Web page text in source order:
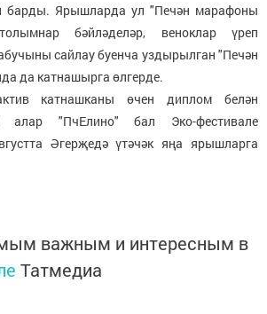
барды. Ярышларда ул "Печән марафоны
бәйләделәр, веноклар үреп
сайлау буенча уздырылган "Печән
да катнашырга өлгерде.
катнашканы өчен диплом белән
алар "ПчЕлино" бал Эко-фестивале
Әгерҗедә үтәчәк яңа ярышларга
важным и интересным в
Татмедиа